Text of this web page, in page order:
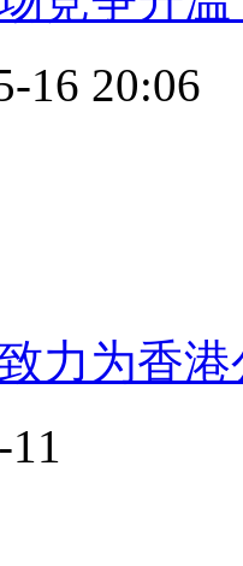
16 20:06
力为香
11